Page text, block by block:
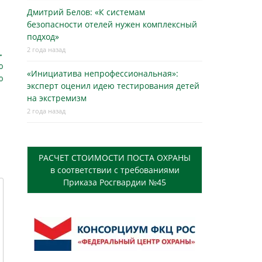
Дмитрий Белов: «К системам
безопасности отелей нужен комплексный
подход»
2 года назад
«Инициатива непрофессиональная»:
эксперт оценил идею тестирования детей
на экстремизм
2 года назад
РАСЧЕТ СТОИМОСТИ ПОСТА ОХРАНЫ
в соответствии с требованиями
Приказа Росгвардии №45